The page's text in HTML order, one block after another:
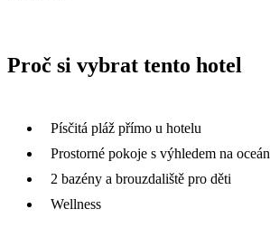
Proč si vybrat tento hotel
Písčitá pláž přímo u hotelu
Prostorné pokoje s výhledem na oceán
2 bazény a brouzdaliště pro děti
Wellness